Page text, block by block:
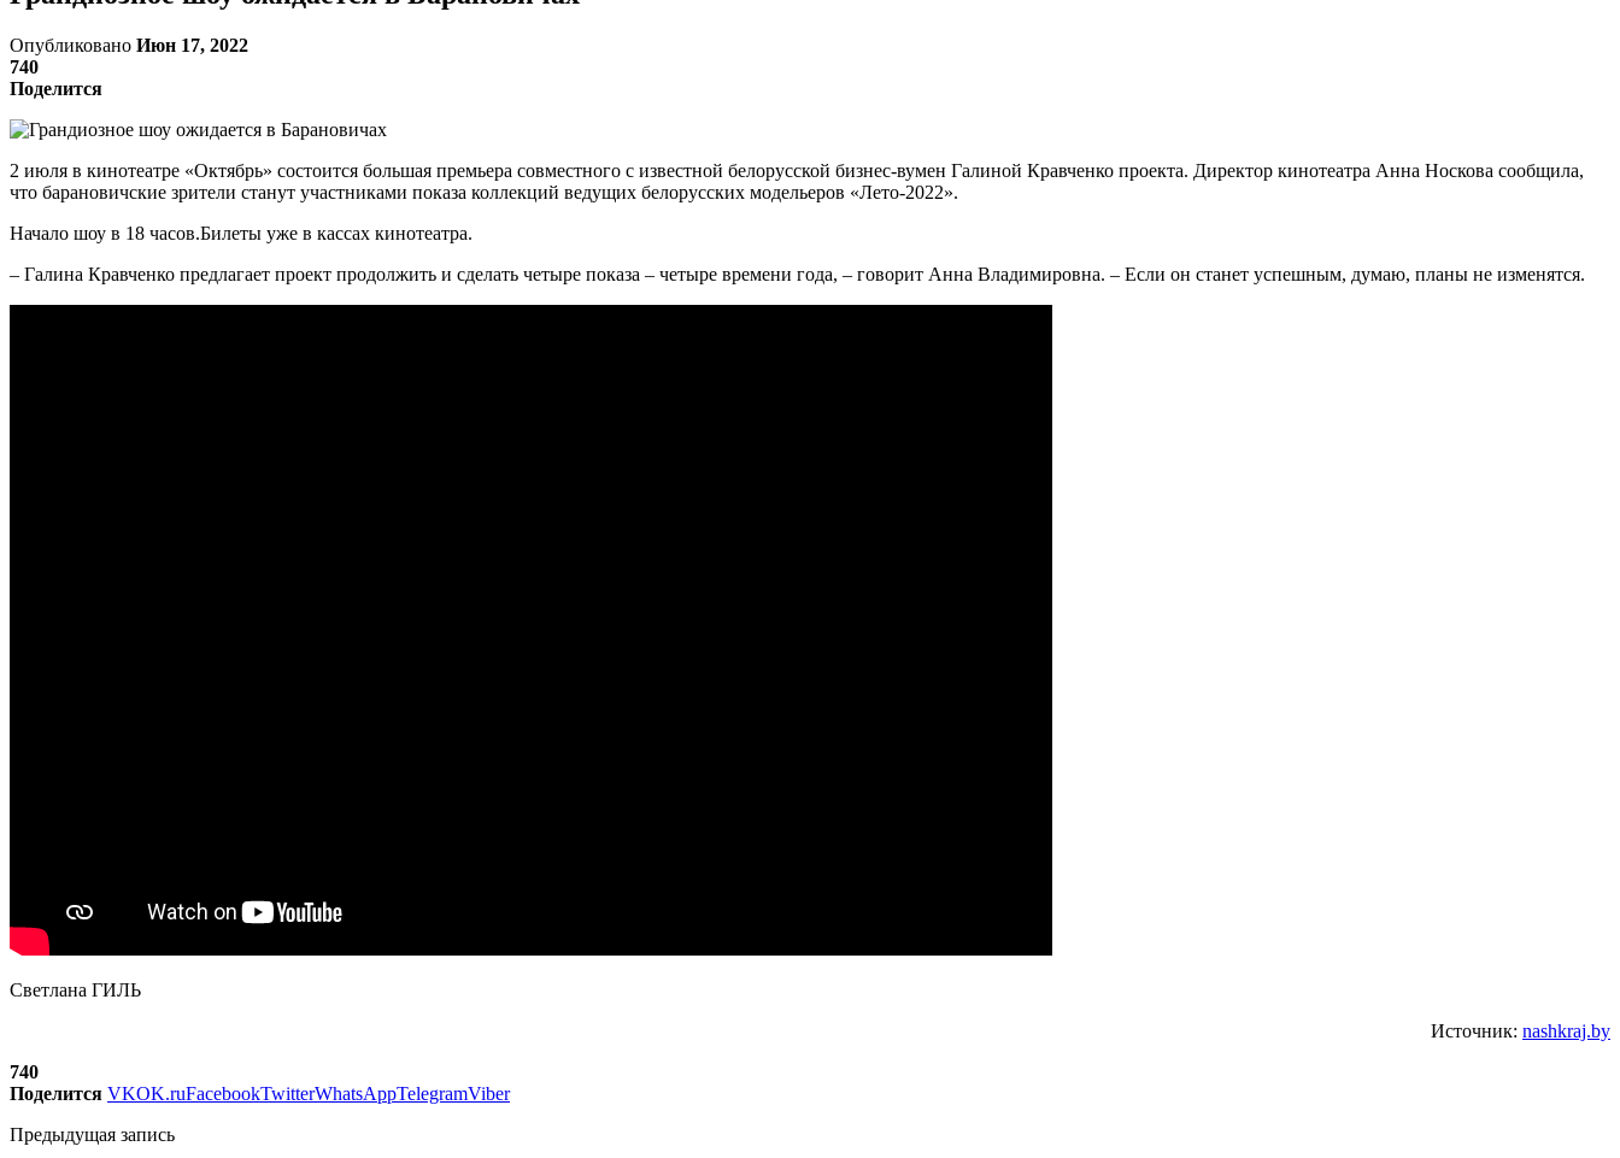
Опубликовано Июн 17, 2022
740
Поделится
2 июля в кинотеатре «Октябрь» состоится большая премьера совместного с известной белорусской бизнес-вумен Галиной Кравченко проекта. Директор кинотеатра Анна Носкова сообщила,
что барановичские зрители станут участниками показа коллекций ведущих белорусских модельеров «Лето-2022».
Начало шоу в 18 часов.Билеты уже в кассах кинотеатра.
– Галина Кравченко предлагает проект продолжить и сделать четыре показа – четыре времени года, – говорит Анна Владимировна. – Если он станет успешным, думаю, планы не изменятся.
Светлана ГИЛЬ
Источник: nashkraj.by
740
Поделится VKOK.ruFacebookTwitterWhatsAppTelegramViber
Предыдущая запись